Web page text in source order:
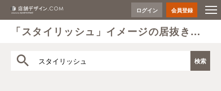
ログイン 会員登録
「スタイリッシュ」イメージの居抜き事例